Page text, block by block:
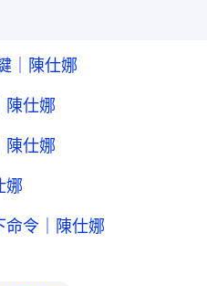
｜陳仕娜
仕娜
仕娜
娜
令｜陳仕娜